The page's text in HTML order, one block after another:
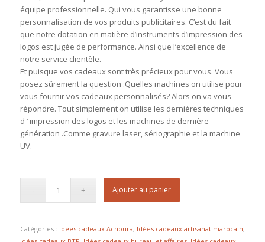
équipe professionnelle. Qui vous garantisse une bonne
personnalisation de vos produits publicitaires. C’est du fait
que notre dotation en matière d’instruments d’impression des
logos est jugée de performance. Ainsi que l’excellence de
notre service clientèle.
Et puisque vos cadeaux sont très précieux pour vous. Vous
posez sûrement la question .Quelles machines on utilise pour
vous fournir vos cadeaux personnalisés? Alors on va vous
répondre. Tout simplement on utilise les dernières techniques
d ‘ impression des logos et les machines de dernière
génération .Comme gravure laser, sériographie et la machine
UV.
Ajouter au panier
Catégories : Idées cadeaux Achoura, Idées cadeaux artisanat marocain,